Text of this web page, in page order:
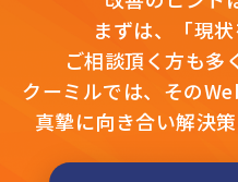
まずは、「現
ご相談頂く方も多
クーミルでは、その
真摯に向き合い解決